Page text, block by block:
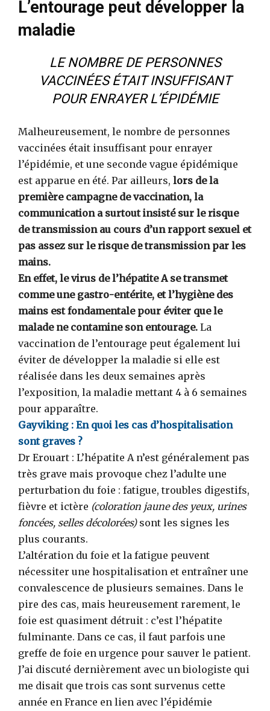
L’entourage peut développer la
maladie
LE NOMBRE DE PERSONNES
VACCINÉES ÉTAIT INSUFFISANT
POUR ENRAYER L’ÉPIDÉMIE
Malheureusement, le nombre de personnes
vaccinées était insuffisant pour enrayer
l’épidémie, et une seconde vague épidémique
est apparue en été. Par ailleurs, lors de la
première campagne de vaccination, la
communication a surtout insisté sur le risque
de transmission au cours d’un rapport sexuel et
pas assez sur le risque de transmission par les
mains.
En effet, le virus de l’hépatite A se transmet
comme une gastro-entérite, et l’hygiène des
mains est fondamentale pour éviter que le
malade ne contamine son entourage. La
vaccination de l’entourage peut également lui
éviter de développer la maladie si elle est
réalisée dans les deux semaines après
l’exposition, la maladie mettant 4 à 6 semaines
pour apparaître.
Gayviking : En quoi les cas d’hospitalisation
sont graves ?
Dr Erouart : L’hépatite A n’est généralement pas
très grave mais provoque chez l’adulte une
perturbation du foie : fatigue, troubles digestifs,
fièvre et ictère (coloration jaune des yeux, urines
foncées, selles décolorées)sont les signes les
plus courants.
L’altération du foie et la fatigue peuvent
nécessiter une hospitalisation et entraîner une
convalescence de plusieurs semaines. Dans le
pire des cas, mais heureusement rarement, le
foie est quasiment détruit : c’est l’hépatite
fulminante. Dans ce cas, il faut parfois une
greffe de foie en urgence pour sauver le patient.
J’ai discuté dernièrement avec un biologiste qui
me disait que trois cas sont survenus cette
année en France en lien avec l’épidémie